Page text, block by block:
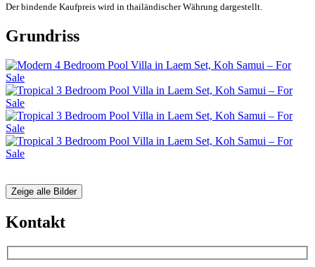
Der bindende Kaufpreis wird in thailändischer Währung dargestellt.
Grundriss
Zeige alle Bilder
Kontakt